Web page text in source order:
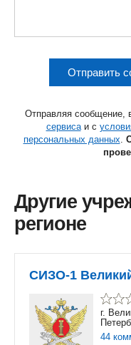
Отправить
Отправляя сообщение,
сервисаи с
персональных данных.
Другие
регионе
СИЗО-1
г.
44